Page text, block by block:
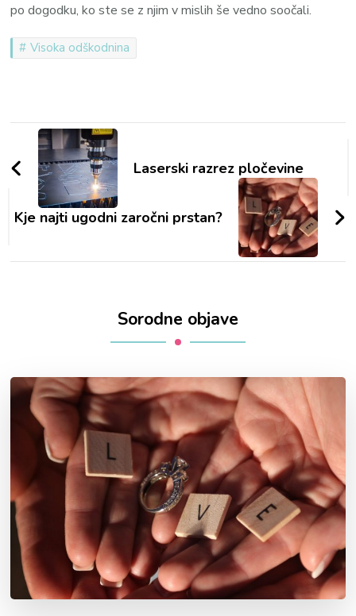
po dogodku, ko ste se z njim v mislih še vedno soočali.
Visoka odškodnina
Navigacija
objav
Laserski razrez pločevine
Kje najti ugodni zaročni prstan?
Sorodne objave